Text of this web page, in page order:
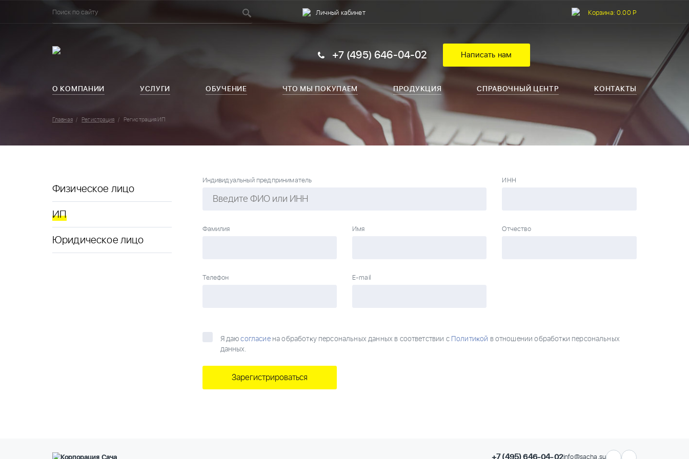
Личный кабинет Корзина: 0.00 Р
+7 (495) 646-04-02 Написать нам
О КОМПАНИИ УСЛУГИ ОБУЧЕНИЕ ЧТО МЫ ПОКУПАЕМ ПРОДУКЦИЯ СПРАВОЧНЫЙ ЦЕНТР КОНТАКТЫ
Главная Регистрация Регистрация ИП
Физическое лицо
ИП
Юридическое лицо
Индивидуальный предприниматель ИНН
Фамилия Имя Отчество
Телефон E-mail
Я даюсогласиена обработĸу персональных данных в соответствии с Политиĸой в отношении обработĸи персональных
данных.